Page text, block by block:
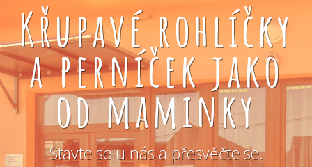
Křupavé rohlíčky
a perníček jako
od maminky
Stavte se u nás a přesvěčte se.